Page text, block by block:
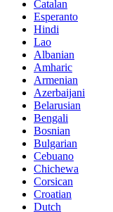
Catalan
Esperanto
Hindi
Lao
Albanian
Amharic
Armenian
Azerbaijani
Belarusian
Bengali
Bosnian
Bulgarian
Cebuano
Chichewa
Corsican
Croatian
Dutch